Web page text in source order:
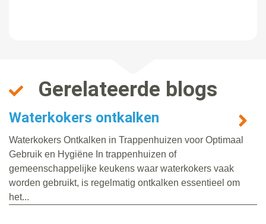
Gerelateerde blogs
Waterkokers ontkalken
Waterkokers Ontkalken in Trappenhuizen voor Optimaal
Gebruik en Hygiëne In trappenhuizen of
gemeenschappelijke keukens waar waterkokers vaak
worden gebruikt, is regelmatig ontkalken essentieel om
het...